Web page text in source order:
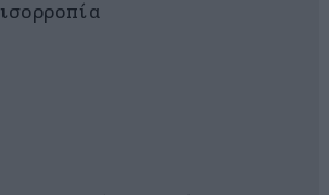
ισορροπία